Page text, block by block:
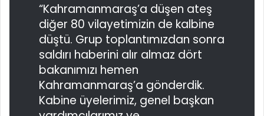
“Kahramanmaraş’a düşen ateş
diğer 80 vilayetimizin de kalbine
düştü. Grup toplantımızdan sonra
saldırı haberini alır almaz dört
bakanımızı hemen
Kahramanmaraş’a gönderdik.
Kabine üyelerimiz, genel başkan